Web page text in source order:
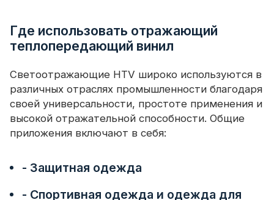
Где использовать отражающий
теплопередающий винил
Светоотражающие HTV широко используются в
различных отраслях промышленности благодаря
своей универсальности, простоте применения и
высокой отражательной способности. Общие
приложения включают в себя:
- Защитная одежда
- Спортивная одежда и одежда для